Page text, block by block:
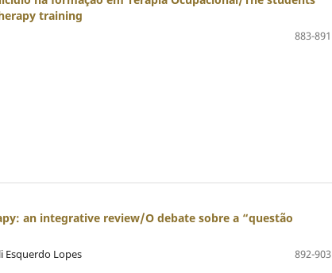
training
883-891
an integrative review/O debate sobre a “questão
Esquerdo Lopes
892-903